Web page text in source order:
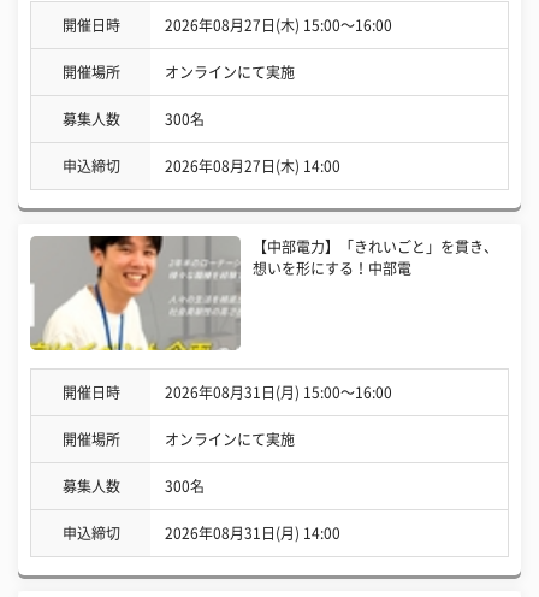
開催日時 2026年08月27日(木) 15:00〜16:00
開催場所 オンラインにて実施
募集人数 300名
申込締切 2026年08月27日(木) 14:00
【中部電力】「きれいごと」を貫き、
想いを形にする！中部電
開催日時 2026年08月31日(月) 15:00〜16:00
開催場所 オンラインにて実施
募集人数 300名
申込締切 2026年08月31日(月) 14:00